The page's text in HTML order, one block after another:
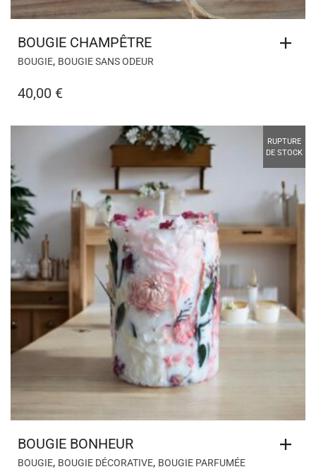
BOUGIE CHAMPÊTRE
BOUGIE, BOUGIE SANS ODEUR
40,00 €
RUPTURE
DE STOCK
BOUGIE BONHEUR
BOUGIE, BOUGIE DÉCORATIVE, BOUGIE PARFUMÉE